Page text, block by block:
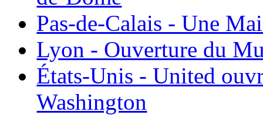
Pas-de-Calais - Une
Lyon - Ouverture du
États-Unis - United
Washington